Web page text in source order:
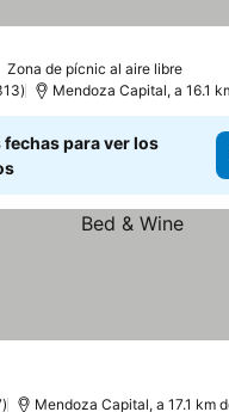
Zona de pícnic al aire libre
Mendoza Capital, a 16.1
para ver los
Mendoza Capital, a 17.1 km